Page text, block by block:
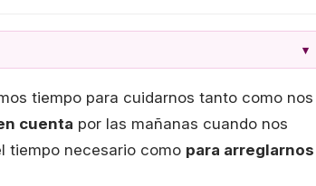
▾
tiempo para cuidarnos tanto como nos
cuenta por las mañanas cuando nos
tiempo necesario como para arreglarnos